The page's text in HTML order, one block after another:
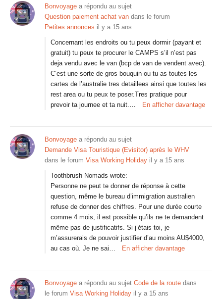
Bonvoyage a répondu au sujet
Question paiement achat van dans le forum
Petites annonces il y a 15 ans
Concernant les endroits ou tu peux dormir (payant et
gratuit) tu peux te procurer le CAMPS s’il n’est pas
deja vendu avec le van (bcp de van de vendent avec).
C’est une sorte de gros bouquin ou tu as toutes les
cartes de l’australie tres detaillees ainsi que toutes les
rest area ou tu peux te poser.Tres pratique pour
prevoir ta journee et ta nuit.…
En afficher davantage
Bonvoyage a répondu au sujet
Demande Visa Touristique (Evisitor) après le WHV
dans le forum Visa Working Holiday il y a 15 ans
Toothbrush Nomads wrote:
Personne ne peut te donner de réponse à cette
question, même le bureau d’immigration australien
refuse de donner des chiffres. Pour une durée courte
comme 4 mois, il est possible qu’ils ne te demandent
même pas de justificatifs. Si j’étais toi, je
m’assurerais de pouvoir justifier d’au moins AU$4000,
au cas où. Je ne sai…
En afficher davantage
Bonvoyage a répondu au sujet Code de la route dans
le forum Visa Working Holiday il y a 15 ans